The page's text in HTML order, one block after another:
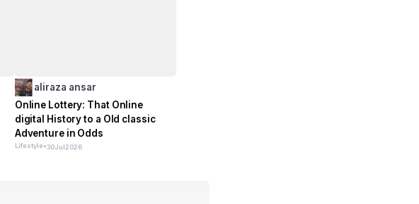
aliraza ansar
Online Lottery: That Online
digital History to a Old classic
Adventure in Odds
Lifestyle•30Jul2026